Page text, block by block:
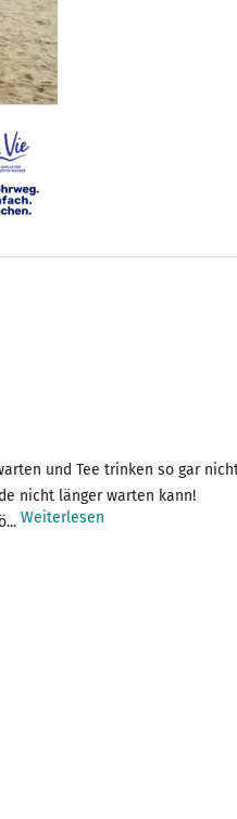
und Tee trinken so gar
nicht länger warten kann!
Weiterlesen